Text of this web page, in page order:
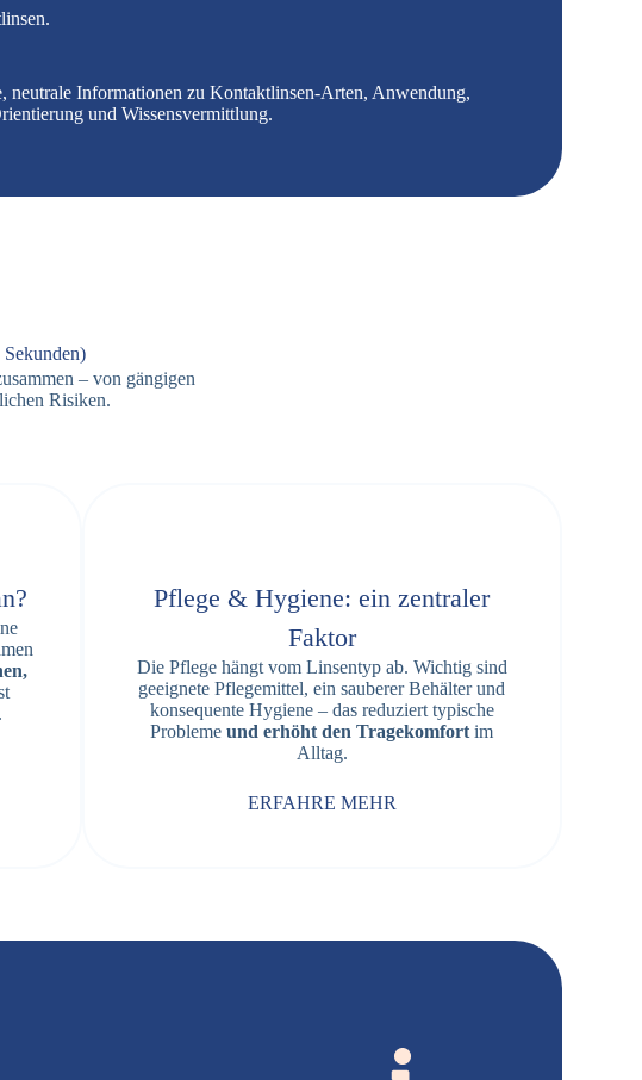
neutrale Informationen zu Kontaktlinsen-Arten, Anwendung,
und Wissensvermittlung.
– von gängigen
Risiken.
Pflege & Hygiene: ein zentraler
Faktor
Die Pflege hängt vom Linsentyp ab. Wichtig sind
geeignete Pflegemittel, ein sauberer Behälter und
konsequente Hygiene – das reduziert typische
Problemeund erhöht den Tragekomfort im
Alltag.
ERFAHRE MEHR